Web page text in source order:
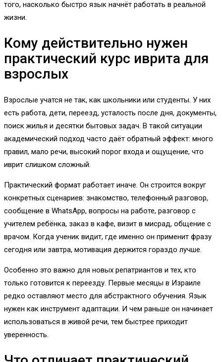
того, насколько быстро язык начнёт работать в реальной
жизни.
Кому действительно нужен
практический курс иврита для
взрослых
Взрослые учатся не так, как школьники или студенты. У них
есть работа, дети, переезд, усталость после дня, документы,
поиск жилья и десятки бытовых задач. В такой ситуации
академический подход часто даёт обратный эффект: много
правил, мало речи, высокий порог входа и ощущение, что
иврит слишком сложный.
Практический формат работает иначе. Он строится вокруг
конкретных сценариев: знакомство, телефонный разговор,
сообщение в WhatsApp, вопросы на работе, разговор с
учителем ребёнка, заказ в кафе, визит в мисрад, общение с
врачом. Когда ученик видит, где именно он применит фразу
сегодня или завтра, мотивация держится гораздо лучше.
Особенно это важно для новых репатриантов и тех, кто
только готовится к переезду. Первые месяцы в Израиле
редко оставляют место для абстрактного обучения. Язык
нужен как инструмент адаптации. И чем раньше он начинает
использоваться в живой речи, тем быстрее приходит
уверенность.